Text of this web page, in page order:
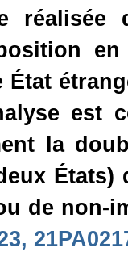
État
est
la
de